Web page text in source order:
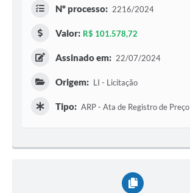
Nº processo: 2216/2024
Valor: R$ 101.578,72
Assinado em: 22/07/2024
Origem: LI - Licitação
Tipo: ARP - Ata de Registro de Preço